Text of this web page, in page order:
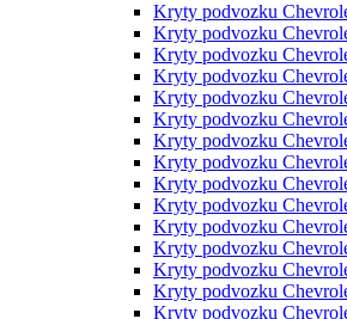
Kryty podvozku
Kryty podvozku
Kryty podvozku
Kryty podvozku
Kryty podvozku
Kryty podvozku
Kryty podvozku
Kryty podvozku
Kryty podvozku
Kryty podvozku
Kryty podvozku
Kryty podvozku
Kryty podvozku
Kryty podvozku
Kryty podvozku